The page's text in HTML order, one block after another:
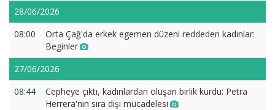
28/06/2026
08:00
Orta Çağ'da erkek egemen düzeni reddeden kadınlar:
Beginler
27/06/2026
08:44
Cepheye çıktı, kadınlardan oluşan birlik kurdu: Petra
Herrera'nın sıra dışı mücadelesi